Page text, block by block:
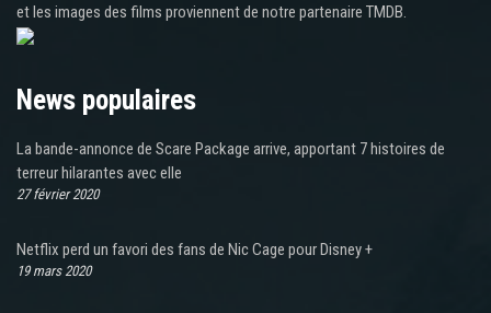
et les images des films proviennent de notre partenaire TMDB.
News populaires
La bande-annonce de Scare Package arrive, apportant 7 histoires de
terreur hilarantes avec elle
27 février 2020
Netflix perd un favori des fans de Nic Cage pour Disney +
19 mars 2020